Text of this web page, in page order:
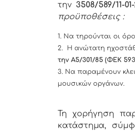
την 3508/589/11-
προϋποθέσεις :
1. Να τηρούνται οι
2. Η ανώτατη
την Α5/301/85 (ΦΕΚ
3. Να παραμένουν
μουσικών οργάνων.
Τη χορήγηση
κατάστημα,